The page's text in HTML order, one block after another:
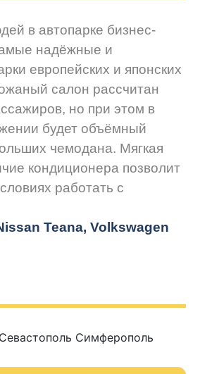
в автопарке бизнес-
надёжные и
европейских и японских
салон рассчитан
но при этом в
будет объёмный
чемодана. Мягкая
кондиционера позволит
работать с
Teana, Volkswagen